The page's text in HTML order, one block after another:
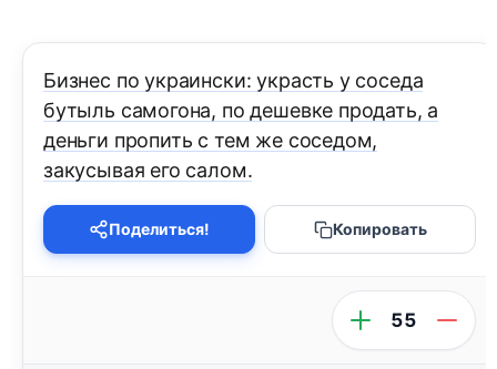
Бизнес по украински: украсть у соседа
бутыль самогона, по дешевке продать, а
деньги пропить с тем же соседом,
закусывая его салом.
Поделиться! Копировать
55